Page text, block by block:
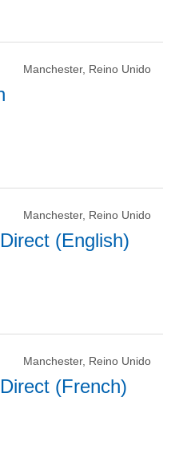
Manchester, Reino Unido
Manchester, Reino Unido
(English)
Manchester, Reino Unido
(French)